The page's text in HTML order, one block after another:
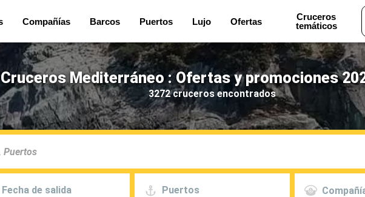
Compañías Barcos Puertos Lujo Ofertas
Cruceros
temáticos
Cruceros Mediterráneo : Ofertas y promociones
3272 cruceros encontrados
Fecha de salida Puertos